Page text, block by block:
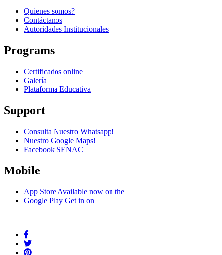
Quienes somos?
Contáctanos
Autoridades Institucionales
Programs
Certificados online
Galería
Plataforma Educativa
Support
Consulta Nuestro Whatsapp!
Nuestro Google Maps!
Facebook SENAC
Mobile
App Store Available now on the
Google Play Get in on